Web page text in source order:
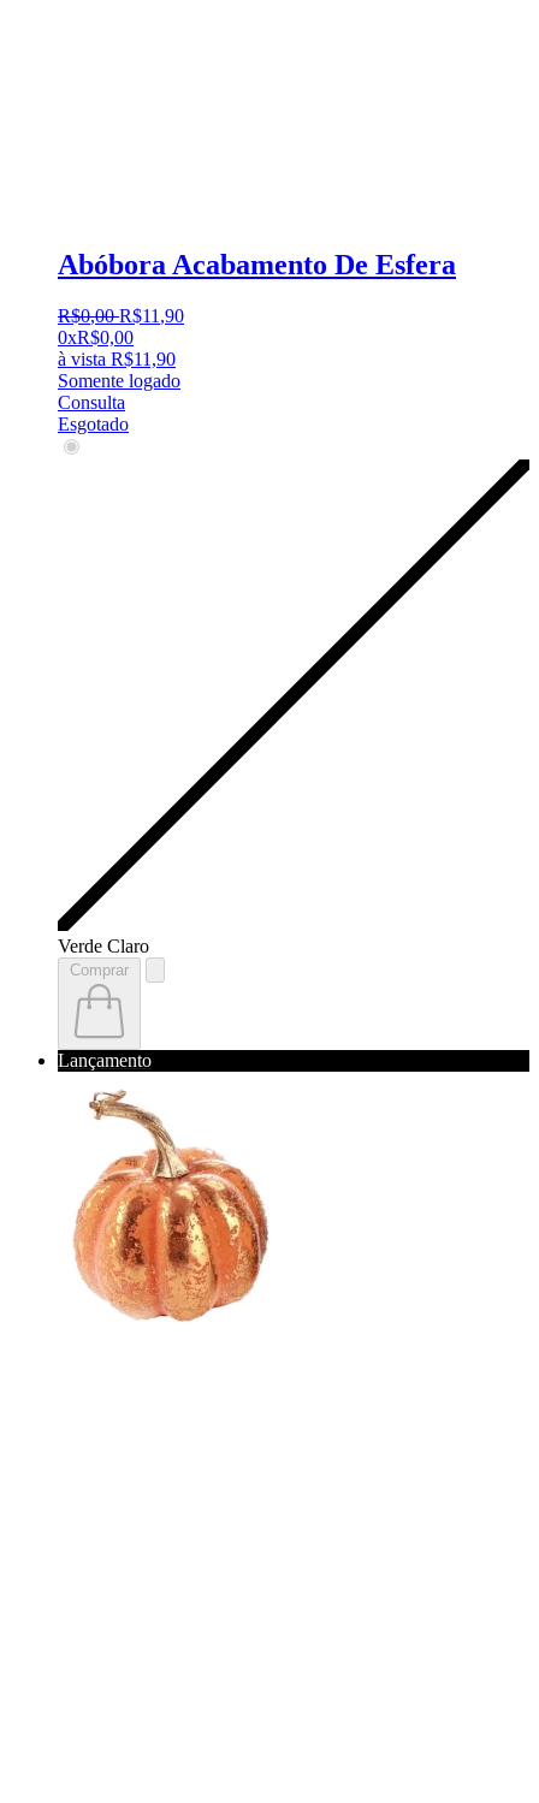
Abóbora Acabamento De Esfera
R$0,00 R$11 ,90
0xR$0,00
à vista R$11,90
Somente logado
Consulta
Esgotado
Verde Claro
Comprar